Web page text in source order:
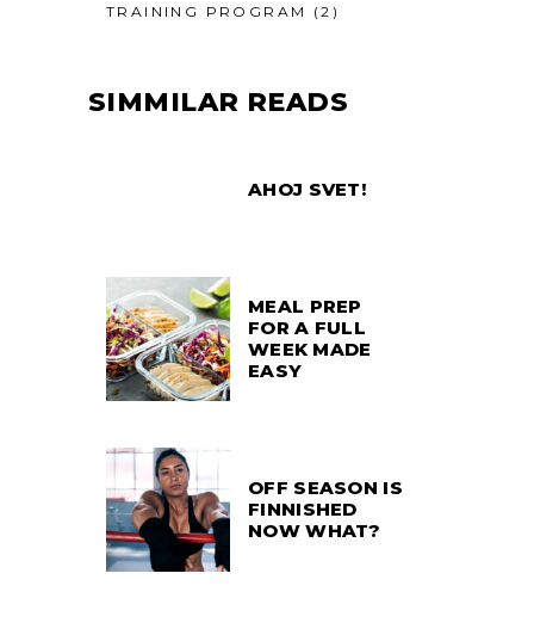
TRAINING PROGRAM (2)
SIMMILAR READS
AHOJ SVET!
MEAL PREP
FOR A FULL
WEEK MADE
EASY
OFF SEASON IS
FINNISHED
NOW WHAT?